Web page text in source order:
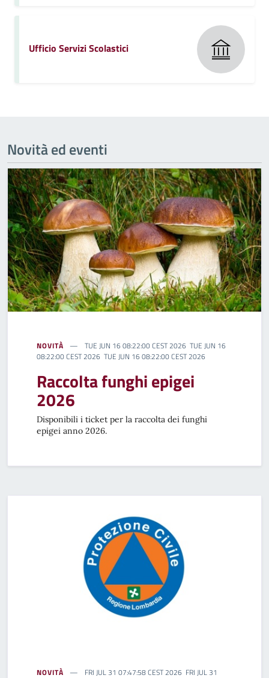
Ufficio Servizi Scolastici
Novità ed eventi
NOVITÀ
TUE JUN 16 08:22:00 CEST 2026 TUE JUN 16
08:22:00 CEST 2026 TUE JUN 16 08:22:00 CEST 2026
Raccolta funghi epigei
2026
Disponibili i ticket per la raccolta dei funghi
epigei anno 2026.
NOVITÀ
FRI JUL 31 07:47:58 CEST 2026 FRI JUL 31